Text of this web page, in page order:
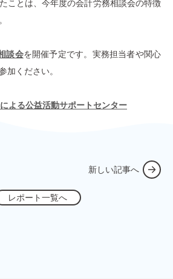
ことは、今年度の会計労務相談会の特徴
談会を開催予定です。実務担当者や関心
加ください。
よる公益活動サポートセンター
レポート一覧へ
新しい記事へ